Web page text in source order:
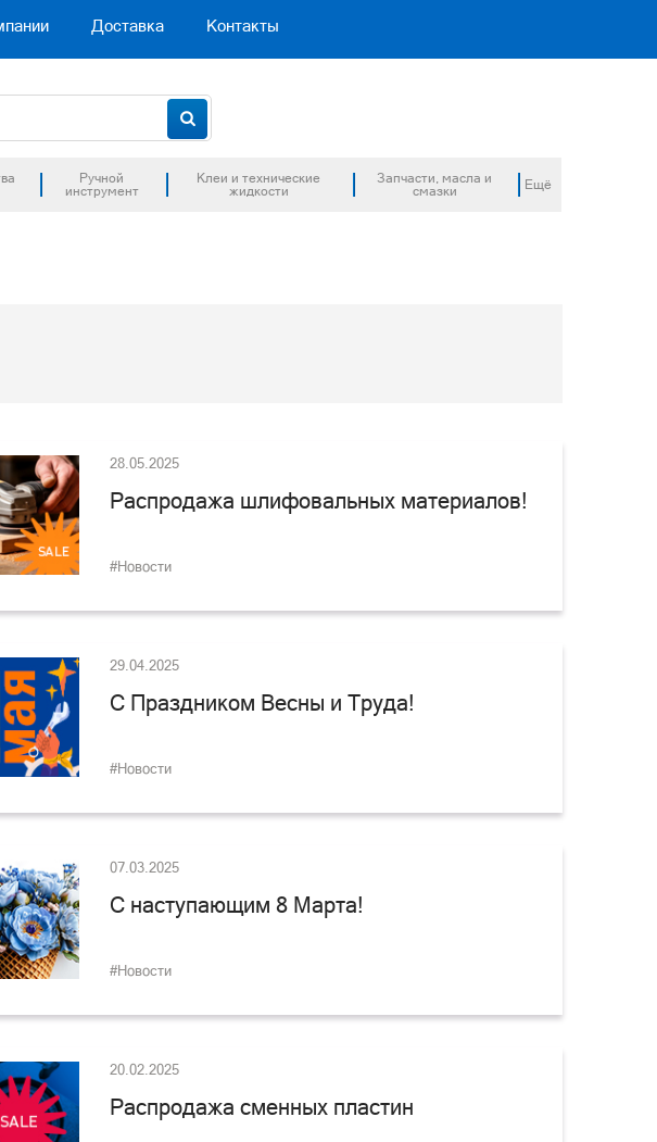
Доставка Контакты
Ручной
инструмент
Клеи и технические
жидкости
Запчасти, масла и
смазки
Ещё
28.05.2025
Распродажа шлифовальных материалов!
#Новости
29.04.2025
С Праздником Весны и Труда!
#Новости
07.03.2025
С наступающим 8 Марта!
#Новости
20.02.2025
Распродажа сменных пластин